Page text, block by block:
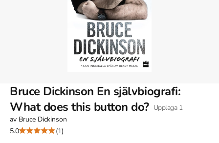
Bruce Dickinson En självbiografi:
What does this button do? Upplaga 1
av Bruce Dickinson
5.0
(1)